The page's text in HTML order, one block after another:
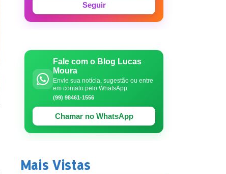
Seguir
Fale com o Blog Lucas
Moura
Envie sua notícia, sugestão ou entre
em contato pelo WhatsApp
(99) 98461-1556
Chamar no WhatsApp
Mais Vistas